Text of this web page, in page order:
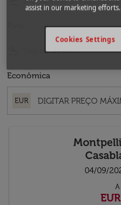
Econômica
EUR
04/09/
A
assist in our marketing efforts.
Cookies Settings